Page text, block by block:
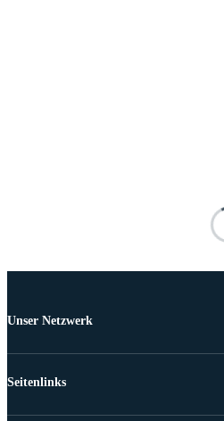
Unser Netzwerk
Seitenlinks